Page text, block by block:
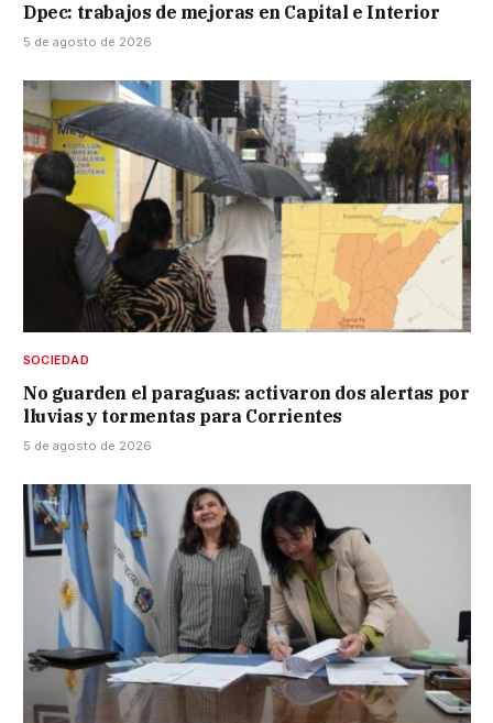
Dpec: trabajos de mejoras en Capital e Interior
5 de agosto de 2026
SOCIEDAD
No guarden el paraguas: activaron dos alertas por
lluvias y tormentas para Corrientes
5 de agosto de 2026